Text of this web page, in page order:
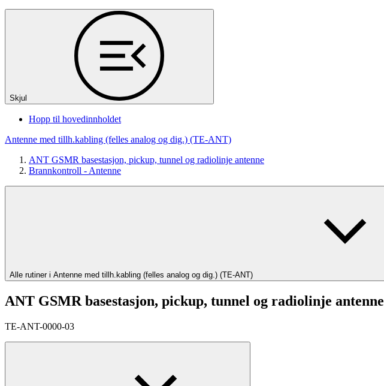
Skjul
Hopp til hovedinnholdet
Antenne med tillh.kabling (felles analog og dig.) (TE-ANT)
ANT GSMR basestasjon, pickup, tunnel og radiolinje antenne
Brannkontroll - Antenne
Alle rutiner i Antenne med tillh.kabling (felles analog og dig.) (TE-ANT)
ANT GSMR basestasjon, pickup, tunnel og radiolinje antenne
TE-ANT-0000-03